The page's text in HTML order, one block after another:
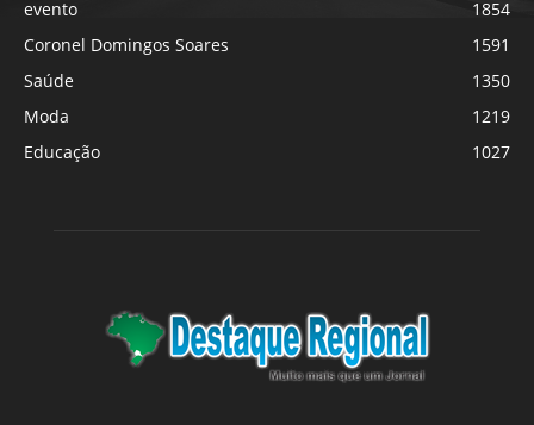
evento
1854
Coronel Domingos Soares
1591
Saúde
1350
Moda
1219
Educação
1027